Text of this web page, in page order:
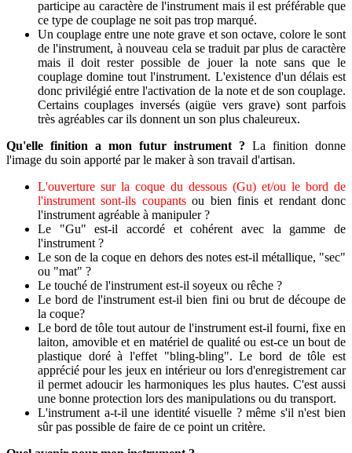
participe au caractère de l'instrument mais il est préférable que
ce type de couplage ne soit pas trop marqué.
Un couplage entre une note grave et son octave, colore le sont
de l'instrument, à nouveau cela se traduit par plus de caractère
mais il doit rester possible de jouer la note sans que le
couplage domine tout l'instrument. L'existence d'un délais est
donc privilégié entre l'activation de la note et de son couplage.
Certains couplages inversés (aigüe vers grave) sont parfois
très agréables car ils donnent un son plus chaleureux.
Qu'elle finition a mon futur instrument ? La finition donne
l'image du soin apporté par le maker à son travail d'artisan.
L'ouverture sur la coque du dessous (Gu) et/ou le bord de
l'instrument sont-ils coupantsou bien finis et rendant donc
l'instrument agréable à manipuler ?
Le "Gu" est-il accordé et cohérent avec la gamme de
l'instrument ?
Le son de la coque en dehors des notes est-il métallique, "sec"
ou "mat" ?
Le touché de l'instrument est-il soyeux ou rêche ?
Le bord de l'instrument est-il bien fini ou brut de découpe de
la coque?
Le bord de tôle tout autour de l'instrument est-il fourni, fixe en
laiton, amovible et en matériel de qualité ou est-ce un bout de
plastique doré à l'effet "bling-bling". Le bord de tôle est
apprécié pour les jeux en intérieur ou lors d'enregistrement car
il permet adoucir les harmoniques les plus hautes. C'est aussi
une bonne protection lors des manipulations ou du transport.
L'instrument a-t-il une identité visuelle ? même s'il n'est bien
sûr pas possible de faire de ce point un critère.